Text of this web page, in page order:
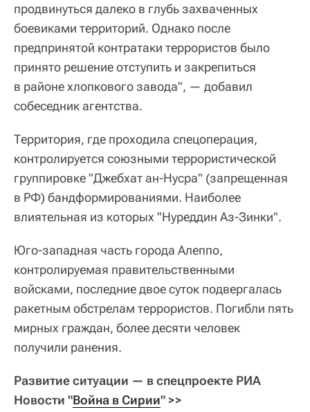
продвинуться далеко в глубь захваченных
боевиками территорий. Однако после
предпринятой контратаки террористов было
принято решение отступить и закрепиться
в районе хлопкового завода", — добавил
собеседник агентства.
Территория, где проходила спецоперация,
контролируется союзными террористической
группировке "Джебхат ан-Нусра" (запрещенная
в РФ) бандформированиями. Наиболее
влиятельная из которых "Нуреддин Аз-Зинки".
Юго-западная часть города Алеппо,
контролируемая правительственными
войсками, последние двое суток подвергалась
ракетным обстрелам террористов. Погибли пять
мирных граждан, более десяти человек
получили ранения.
Развитие ситуации — в спецпроекте РИА
Новости "Война в Сирии" >>